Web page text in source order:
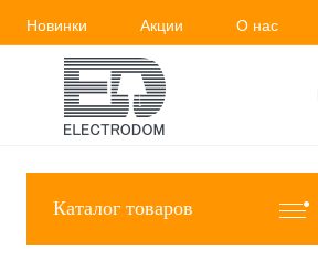
Новинки Акции О нас
Каталог товаров